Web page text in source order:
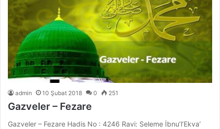
admin 10 Şubat 2018 0 251
Gazveler – Fezare
Gazveler – Fezare Hadis No : 4246 Ravi: Seleme İbnu’l’Ekva’